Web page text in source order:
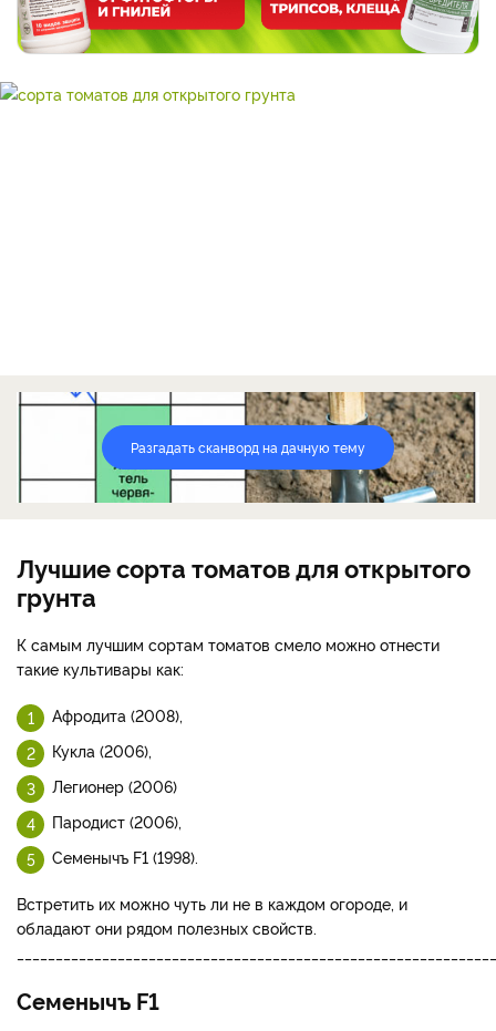
Разгадать сканворд на дачную тему
Лучшие сорта томатов для открытого
грунта
К самым лучшим сортам томатов смело можно отнести
такие культивары как:
Афродита (2008),
Кукла (2006),
Легионер (2006)
Пародист (2006),
Семенычъ F1 (1998).
Встретить их можно чуть ли не в каждом огороде, и
обладают они рядом полезных свойств.
Семенычъ F1